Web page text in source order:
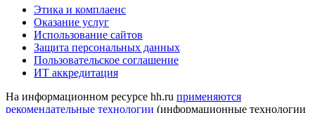
Этика и комплаенс
Оказание услуг
Использование сайтов
Защита персональных данных
Пользовательское соглашение
ИТ аккредитация
На информационном ресурсе hh.ru применяются
рекомендательные технологии (информационные технологии